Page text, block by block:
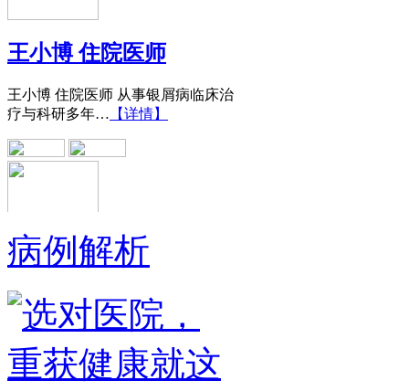
王小博 住院医师
王小博 住院医师 从事银屑病临床治
疗与科研多年…
【详情】
黄省让 门诊医师
黄省让，男，医生。一九七六年毕业
于郑州第四军医…【详情】
病例解析